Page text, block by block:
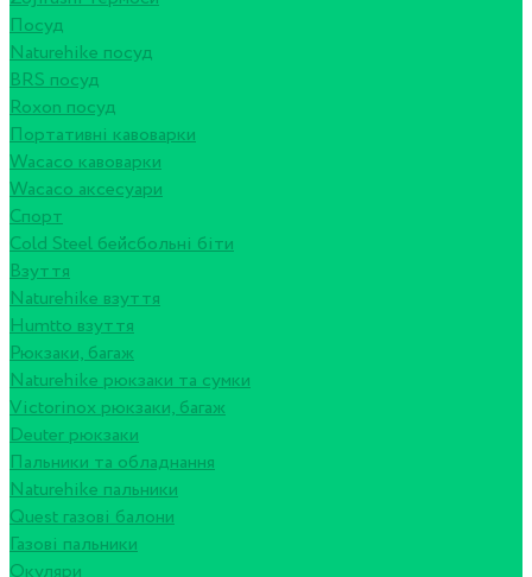
Посуд
Naturehike посуд
BRS посуд
Roxon посуд
Портативні кавоварки
Wacaco кавоварки
Wacaco аксесуари
Спорт
Cold Steel бейсбольні біти
Взуття
Naturehike взуття
Humtto взуття
Рюкзаки, багаж
Naturehike рюкзаки та сумки
Victorinox рюкзаки, багаж
Deuter рюкзаки
Пальники та обладнання
Naturehike пальники
Quest газові балони
Газові пальники